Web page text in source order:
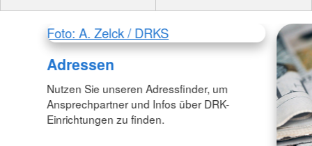
Foto: A. Zelck / DRKS
Adressen
Nutzen Sie unseren Adressfinder, um
Ansprechpartner und Infos über DRK-
Einrichtungen zu finden.